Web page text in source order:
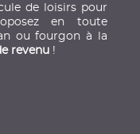
de loisirs pour
en toute
ou fourgon à la
revenu !